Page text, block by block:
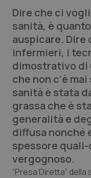
Lettere al direttore
Edizioni Regionali
QS Pro
Professionisti
Abruzzo
Basilicata
Calabria
QS Pro Gold
Artrite &
Asma & BPCO
QS Club
Dire che ci
sanità, è
auspicare. Dire
infermieri, i
dimostrativo di
che non c’è
sanità è stata
grassa che è
generalità e
diffusa nonché
spessore
vergognoso.
“Presa Diretta”